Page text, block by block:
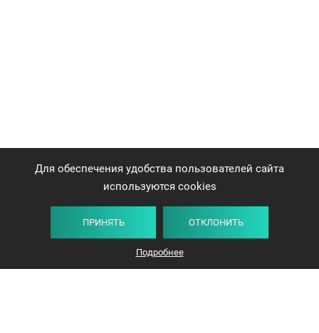
Для обеспечения удобства пользователей сайта
используются cookies
ПРИНЯТЬ ОТКЛОНИТЬ
Подробнее